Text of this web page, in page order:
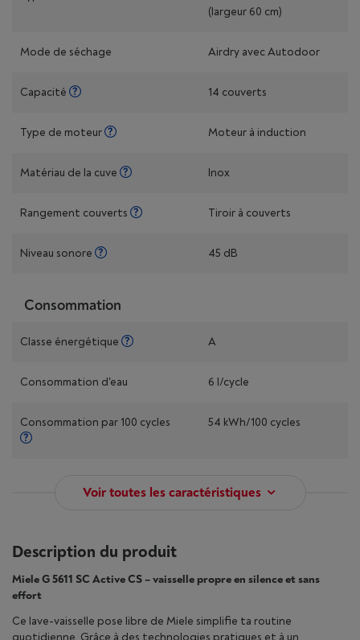
(largeur 60 cm)
Mode de séchage Airdry avec Autodoor
Capacité 14 couverts
Type de moteur Moteur à induction
Matériau de la cuve Inox
Rangement couverts Tiroir à couverts
Niveau sonore 45 dB
Consommation
Classe énergétique A
Consommation d'eau 6 l/cycle
Consommation par 100 cycles 54 kWh/100 cycles
Voir toutes les caractéristiques
Description du produit
Miele G 5611 SC Active CS – vaisselle propre en silence et sans
effort
Ce lave-vaisselle pose libre de Miele simplifie ta routine
quotidienne. Grâce à des technologies pratiques et à un